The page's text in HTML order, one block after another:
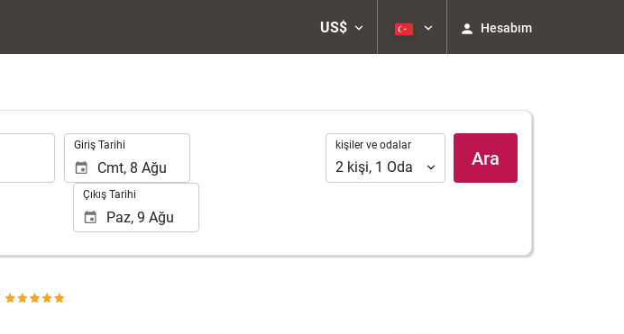
US$ Hesabım
Giriş Tarihi
Çıkış Tarihi
kişiler
ve
odalar
kişiler ve odalar
2 kişi, 1 Oda Ara